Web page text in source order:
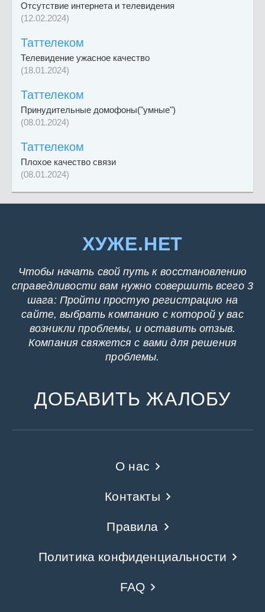
Отсутствие интернета и телевидения
(12.02.2024)
Таттелеком
Телевидение ужасное качество
(18.01.2024)
Таттелеком
Принудительные домофоны("умные")
(08.01.2024)
Таттелеком
Плохое качество связи
(08.01.2024)
ХУЖЕ.НЕТ
Чтобы начать свой путь к восстановлению
справедливости вам нужно совершить всего 3
шага: Пройти простую регистрацию на
сайте, выбрать компанию с которой у вас
возникли проблемы, и оставить отзыв.
Компания свяжется с вами для решения
проблемы.
ДОБАВИТЬ ЖАЛОБУ
О нас
Контакты
Правила
Политика конфиденциальности
FAQ